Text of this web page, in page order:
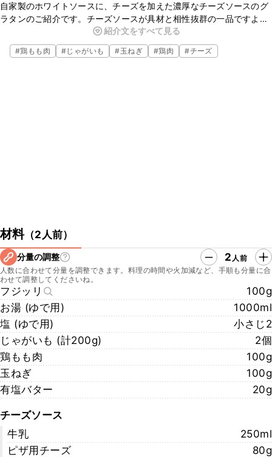
自家製のホワイトソースに、チーズを加えた濃厚なチーズソースのグ
ラタンのご紹介です。チーズソースが具材と相性抜群の一品ですよ。
具材は鶏もも肉以外にもエビや魚介、野菜やパンなども合います。お
好きな具材を入れてアレンジしてみてくださいね。
紹介文をすべて見る
#鶏もも肉 #じゃがいも #玉ねぎ #鶏肉 #チーズ
材料（2人前）
分量の調整 2 人前
人数に合わせて分量を調整できます。料理の時間や火加減など、手順も分量に合
わせて調整してくださいね。
フジッリ
100g
お湯 (ゆで用)
1000ml
塩 (ゆで用)
小さじ2
じゃがいも (計200g)
2個
鶏もも肉
100g
玉ねぎ
100g
有塩バター
20g
チーズソース
牛乳
250ml
ピザ用チーズ
80g